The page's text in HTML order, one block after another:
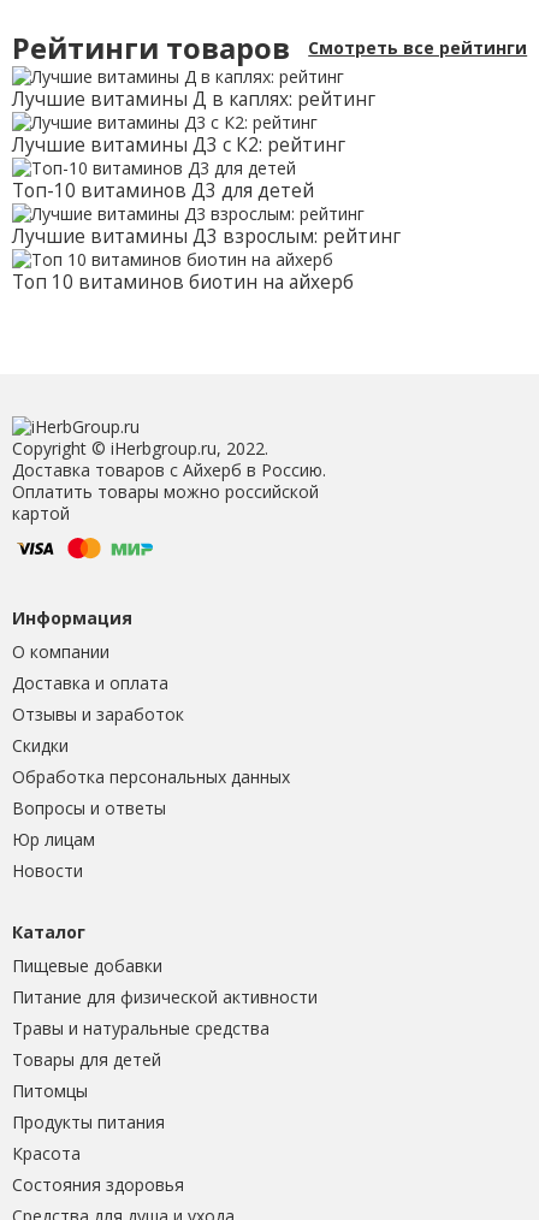
Рейтинги товаров Смотреть все рейтинги
Лучшие витамины Д в каплях: рейтинг
Лучшие витамины Д3 с К2: рейтинг
Топ-10 витаминов Д3 для детей
Лучшие витамины Д3 взрослым: рейтинг
Топ 10 витаминов биотин на айхерб
Copyright © iHerbgroup.ru, 2022.
Доставка товаров с Айхерб в Россию.
Оплатить товары можно российской
картой
Информация
О компании
Доставка и оплата
Отзывы и заработок
Скидки
Обработка персональных данных
Вопросы и ответы
Юр лицам
Новости
Каталог
Пищевые добавки
Питание для физической активности
Травы и натуральные средства
Товары для детей
Питомцы
Продукты питания
Красота
Состояния здоровья